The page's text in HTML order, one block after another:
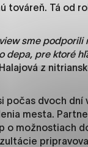
továreň. Tá od
sme
depa, pre ktoré
z
počas dvoch
mesta.
o možnostiach